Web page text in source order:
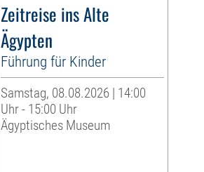
Zeitreise ins Alte
Ägypten
Führung für Kinder
Samstag, 08.08.2026 | 14:00
Uhr - 15:00 Uhr
Ägyptisches Museum